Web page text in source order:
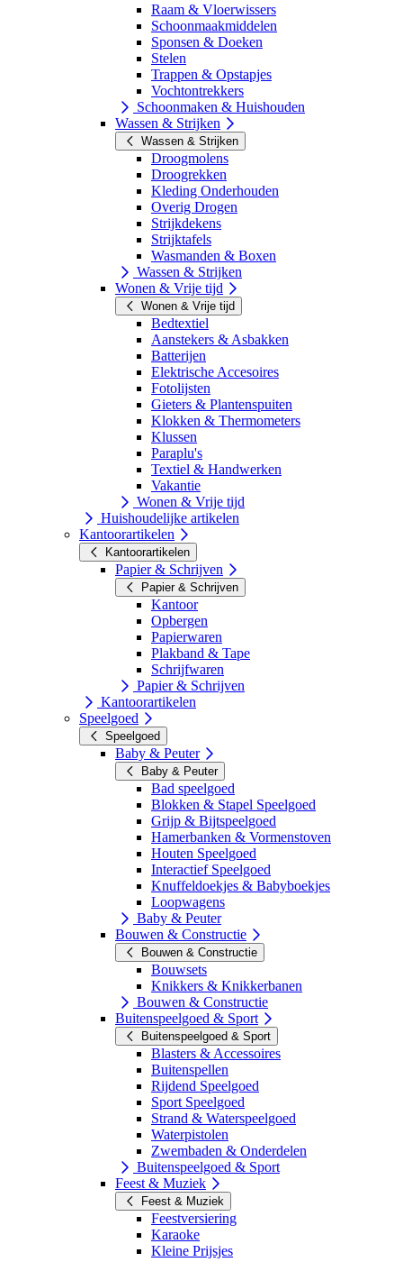
Raam & Vloerwissers
Schoonmaakmiddelen
Sponsen & Doeken
Stelen
Trappen & Opstapjes
Vochtontrekkers
Schoonmaken & Huishouden
Wassen & Strijken
Wassen & Strijken
Droogmolens
Droogrekken
Kleding Onderhouden
Overig Drogen
Strijkdekens
Strijktafels
Wasmanden & Boxen
Wassen & Strijken
Wonen & Vrije tijd
Wonen & Vrije tijd
Bedtextiel
Aanstekers & Asbakken
Batterijen
Elektrische Accesoires
Fotolijsten
Gieters & Plantenspuiten
Klokken & Thermometers
Klussen
Paraplu's
Textiel & Handwerken
Vakantie
Wonen & Vrije tijd
Huishoudelijke artikelen
Kantoorartikelen
Kantoorartikelen
Papier & Schrijven
Papier & Schrijven
Kantoor
Opbergen
Papierwaren
Plakband & Tape
Schrijfwaren
Papier & Schrijven
Kantoorartikelen
Speelgoed
Speelgoed
Baby & Peuter
Baby & Peuter
Bad speelgoed
Blokken & Stapel Speelgoed
Grijp & Bijtspeelgoed
Hamerbanken & Vormenstoven
Houten Speelgoed
Interactief Speelgoed
Knuffeldoekjes & Babyboekjes
Loopwagens
Baby & Peuter
Bouwen & Constructie
Bouwen & Constructie
Bouwsets
Knikkers & Knikkerbanen
Bouwen & Constructie
Buitenspeelgoed & Sport
Buitenspeelgoed & Sport
Blasters & Accessoires
Buitenspellen
Rijdend Speelgoed
Sport Speelgoed
Strand & Waterspeelgoed
Waterpistolen
Zwembaden & Onderdelen
Buitenspeelgoed & Sport
Feest & Muziek
Feest & Muziek
Feestversiering
Karaoke
Kleine Prijsjes